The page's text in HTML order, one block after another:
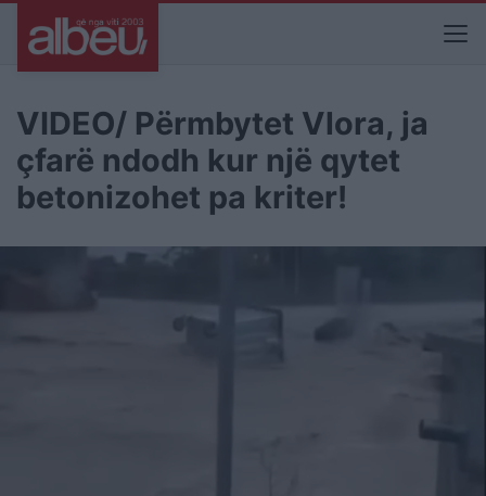
VIDEO/ Përmbytet Vlora, ja
çfarë ndodh kur një qytet
betonizohet pa kriter!